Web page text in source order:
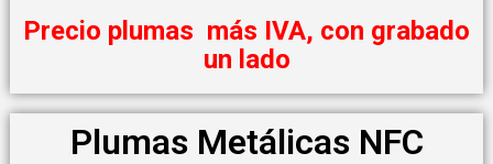
Precio plumas más IVA, con grabado
un lado
Plumas Metálicas NFC